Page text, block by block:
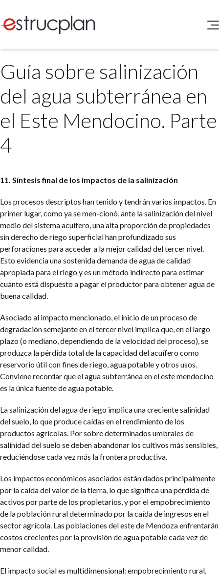
SERVICIOS
Medio Ambiente
Legislación
INGRESAR
Portal de Clientes
Guía sobre salinización
del agua subterránea en
el Este Mendocino. Parte
4
11. Síntesis final de los impactos de la salinización
Los procesos descriptos han tenido y tendrán varios impactos. En
primer lugar, como ya se men-cionó, ante la salinización del nivel
medio del sistema acuífero, una alta proporción de propiedades
sin derecho de riego superficial han profundizado sus
perforaciones para acceder a la mejor calidad del tercer nivel.
Esto evidencia una sostenida demanda de agua de calidad
apropiada para el riego y es un método indirecto para estimar
cuánto está dispuesto a pagar el productor para obtener agua de
buena calidad.
Asociado al impacto mencionado, el inicio de un proceso de
degradación semejante en el tercer nivel implica que, en el largo
plazo (o mediano, dependiendo de la velocidad del proceso), se
produzca la pérdida total de la capacidad del acuífero como
reservorio útil con fines de riego, agua potable y otros usos.
Conviene recordar que el agua subterránea en el este mendocino
es la única fuente de agua potable.
La salinización del agua de riego implica una creciente salinidad
del suelo, lo que produce caídas en el rendimiento de los
productos agrícolas. Por sobre determinados umbrales de
salinidad del suelo se deben abandonar los cultivos más sensibles,
reduciéndose cada vez más la frontera productiva.
Los impactos económicos asociados están dados principalmente
por la caída del valor de la tierra, lo que significa una pérdida de
activos por parte de los propietarios, y por el empobrecimiento
de la población rural determinado por la caída de ingresos en el
sector agrícola. Las poblaciones del este de Mendoza enfrentarán
costos crecientes por la provisión de agua potable cada vez de
menor calidad.
El impacto social es multidimensional: empobrecimiento rural,